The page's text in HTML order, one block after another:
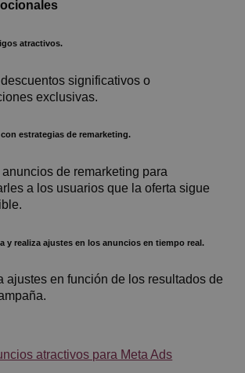
atractivos.
significativos o
exclusivas.
estrategias de remarketing.
de remarketing para
a los usuarios que la oferta sigue
y realiza ajustes en los anuncios en tiempo real.
ajustes en función de los resultados de
atractivos para Meta Ads